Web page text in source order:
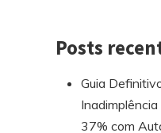
Posts
Guia
37% com